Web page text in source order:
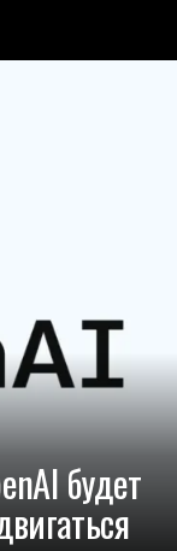
будет